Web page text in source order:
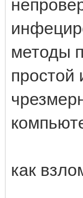
методы
простой
как